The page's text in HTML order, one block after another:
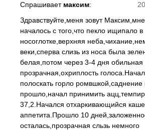
Спрашивает максим:
Здравствуйте,меня зовут
началось с того,что пекло ищипало в
носоглотке,верхняя
веки,сперва слизь из носа была
белая,потом через 3-4 дня обильная
прозрачная,охриплость
полоскать горло ромвшкой,саднение
прошло,начал принимить
37,2.Начался отхаркивающийся
аппетита.Прошло 10
осталась,прозрачная сльзь немного